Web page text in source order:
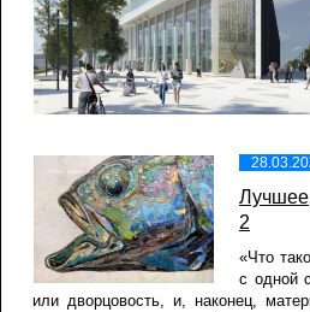
2
«Что
с одной
или дворцовость, и, наконец,